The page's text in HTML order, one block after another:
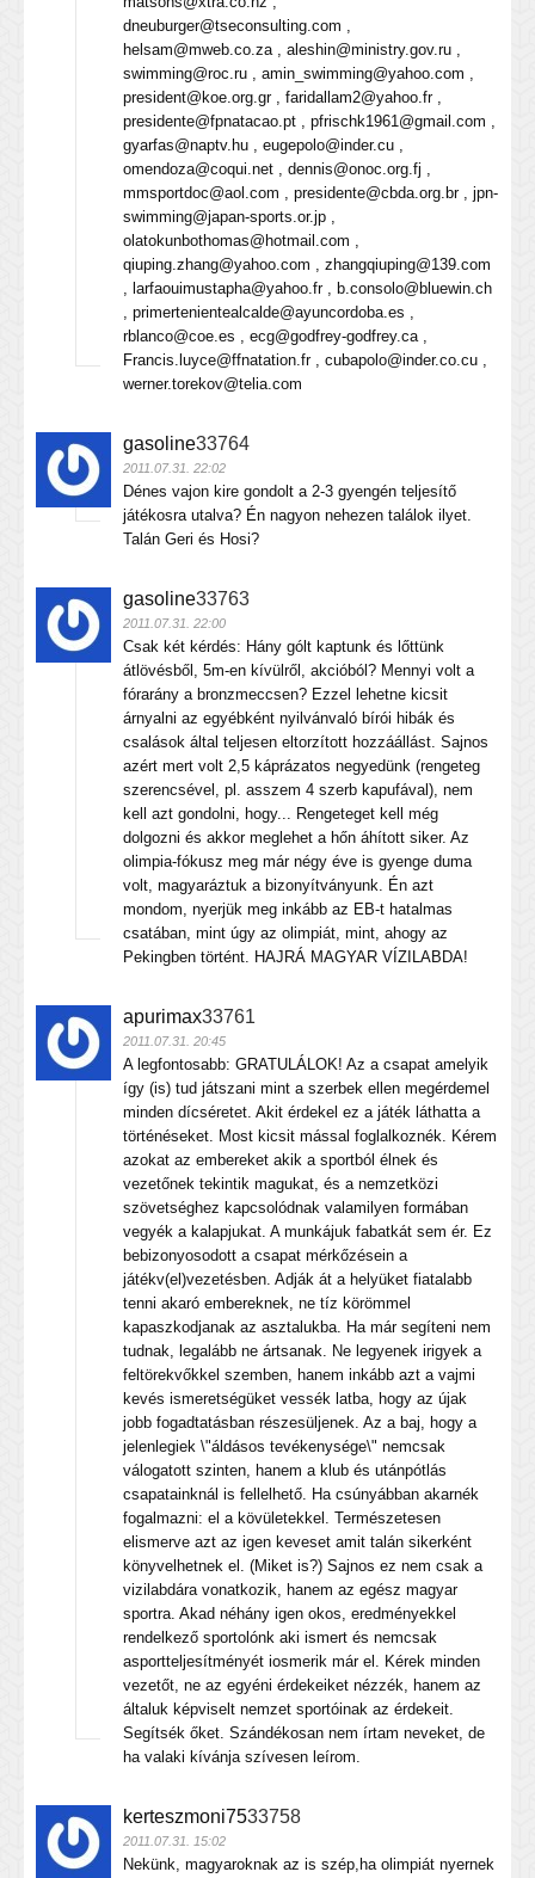
dneuburger@tseconsulting.com ,
helsam@mweb.co.za , aleshin@ministry.gov.ru ,
swimming@roc.ru , amin_swimming@yahoo.com ,
president@koe.org.gr , faridallam2@yahoo.fr ,
presidente@fpnatacao.pt , pfrischk1961@gmail.com ,
gyarfas@naptv.hu , eugepolo@inder.cu ,
omendoza@coqui.net , dennis@onoc.org.fj ,
mmsportdoc@aol.com , presidente@cbda.org.br , jpn-
swimming@japan-sports.or.jp ,
olatokunbothomas@hotmail.com ,
qiuping.zhang@yahoo.com , zhangqiuping@139.com
, larfaouimustapha@yahoo.fr , b.consolo@bluewin.ch
, primertenientealcalde@ayuncordoba.es ,
rblanco@coe.es , ecg@godfrey-godfrey.ca ,
Francis.luyce@ffnatation.fr , cubapolo@inder.co.cu ,
werner.torekov@telia.com
gasoline33764
2011.07.31. 22:02
Dénes vajon kire gondolt a 2-3 gyengén teljesítő
játékosra utalva? Én nagyon nehezen találok ilyet.
Talán Geri és Hosi?
gasoline33763
2011.07.31. 22:00
Csak két kérdés: Hány gólt kaptunk és lőttünk
átlövésből, 5m-en kívülről, akcióból? Mennyi volt a
fórarány a bronzmeccsen? Ezzel lehetne kicsit
árnyalni az egyébként nyilvánvaló bírói hibák és
csalások által teljesen eltorzított hozzáállást. Sajnos
azért mert volt 2,5 káprázatos negyedünk (rengeteg
szerencsével, pl. asszem 4 szerb kapufával), nem
kell azt gondolni, hogy... Rengeteget kell még
dolgozni és akkor meglehet a hőn áhított siker. Az
olimpia-fókusz meg már négy éve is gyenge duma
volt, magyaráztuk a bizonyítványunk. Én azt
mondom, nyerjük meg inkább az EB-t hatalmas
csatában, mint úgy az olimpiát, mint, ahogy az
Pekingben történt. HAJRÁ MAGYAR VÍZILABDA!
apurimax33761
2011.07.31. 20:45
A legfontosabb: GRATULÁLOK! Az a csapat amelyik
így (is) tud játszani mint a szerbek ellen megérdemel
minden dícséretet. Akit érdekel ez a játék láthatta a
történéseket. Most kicsit mással foglalkoznék. Kérem
azokat az embereket akik a sportból élnek és
vezetőnek tekintik magukat, és a nemzetközi
szövetséghez kapcsolódnak valamilyen formában
vegyék a kalapjukat. A munkájuk fabatkát sem ér. Ez
bebizonyosodott a csapat mérkőzésein a
játékv(el)vezetésben. Adják át a helyüket fiatalabb
tenni akaró embereknek, ne tíz körömmel
kapaszkodjanak az asztalukba. Ha már segíteni nem
tudnak, legalább ne ártsanak. Ne legyenek irigyek a
feltörekvőkkel szemben, hanem inkább azt a vajmi
kevés ismeretségüket vessék latba, hogy az újak
jobb fogadtatásban részesüljenek. Az a baj, hogy a
jelenlegiek \"áldásos tevékenysége\" nemcsak
válogatott szinten, hanem a klub és utánpótlás
csapatainknál is fellelhető. Ha csúnyábban akarnék
fogalmazni: el a kövületekkel. Természetesen
elismerve azt az igen keveset amit talán sikerként
könyvelhetnek el. (Miket is?) Sajnos ez nem csak a
vizilabdára vonatkozik, hanem az egész magyar
sportra. Akad néhány igen okos, eredményekkel
rendelkező sportolónk aki ismert és nemcsak
asportteljesítményét iosmerik már el. Kérek minden
vezetőt, ne az egyéni érdekeiket nézzék, hanem az
általuk képviselt nemzet sportóinak az érdekeit.
Segítsék őket. Szándékosan nem írtam neveket, de
ha valaki kívánja szívesen leírom.
kerteszmoni7533758
2011.07.31. 15:02
Nekünk, magyaroknak az is szép,ha olimpiát nyernek